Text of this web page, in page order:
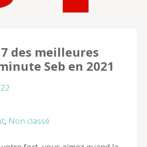
des meilleures
Seb en 2021
, Non classé